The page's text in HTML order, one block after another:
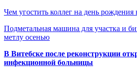
Чем угостить коллег на день рождения
Подметальная машина для участка и
метлу осенью
В Витебске после реконструкции
инфекционной больницы